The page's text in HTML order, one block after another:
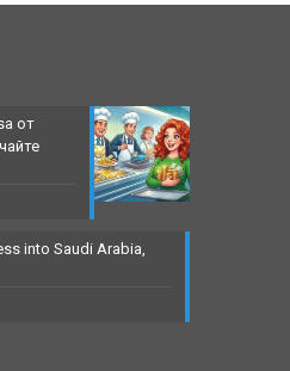
от
into Saudi Arabia,